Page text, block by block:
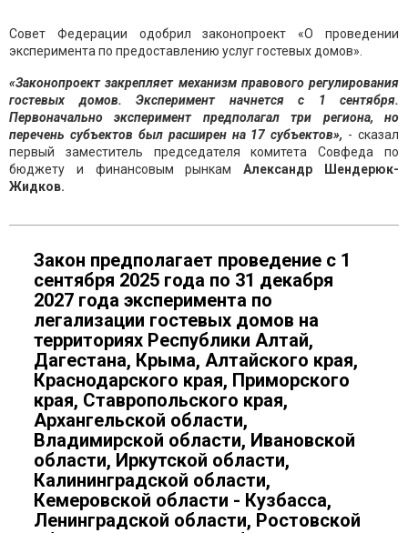
Совет Федерации одобрил законопроект «О проведении
эксперимента по предоставлению услуг гостевых домов».
«Законопроект закрепляет механизм правового регулирования
гостевых домов. Эксперимент начнется с 1 сентября.
Первоначально эксперимент предполагал три региона, но
перечень субъектов был расширен на 17 субъектов», - сказал
первый заместитель председателя комитета Совфеда по
бюджету и финансовым рынкамАлександр Шендерюк-
Жидков.
Закон предполагает проведение с 1
сентября 2025 года по 31 декабря
2027 года эксперимента по
легализации гостевых домов на
территориях Республики Алтай,
Дагестана, Крыма, Алтайского края,
Краснодарского края, Приморского
края, Ставропольского края,
Архангельской области,
Владимирской области, Ивановской
области, Иркутской области,
Калининградской области,
Кемеровской области - Кузбасса,
Ленинградской области, Ростовской